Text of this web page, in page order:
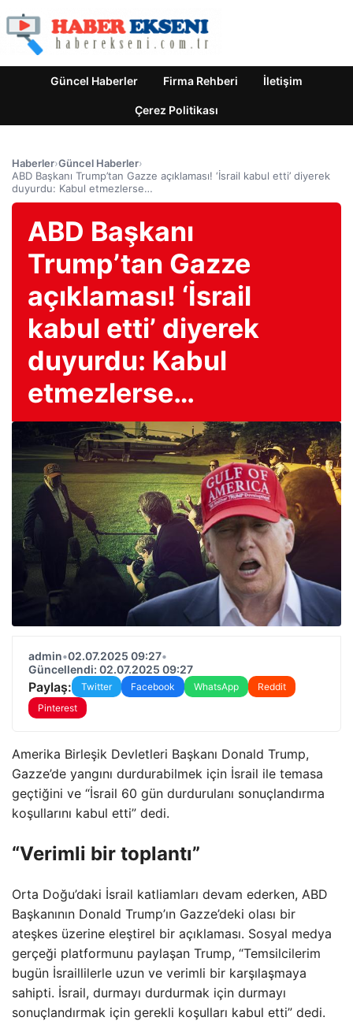
Güncel Haberler Firma Rehberi İletişim
Çerez Politikası
Haberler›Güncel Haberler›
ABD Başkanı Trump’tan Gazze açıklaması! ‘İsrail kabul etti’ diyerek
duyurdu: Kabul etmezlerse…
ABD Başkanı
Trump’tan Gazze
açıklaması! ‘İsrail
kabul etti’ diyerek
duyurdu: Kabul
etmezlerse…
admin•02.07.2025 09:27•
Güncellendi: 02.07.2025 09:27
Paylaş: Twitter Facebook WhatsApp
Reddit
Pinterest
Amerika Birleşik Devletleri Başkanı Donald Trump,
Gazze’de yangını durdurabilmek için İsrail ile temasa
geçtiğini ve “İsrail 60 gün durdurulanı sonuçlandırma
koşullarını kabul etti” dedi.
“Verimli bir toplantı”
Orta Doğu’daki İsrail katliamları devam ederken, ABD
Başkanının Donald Trump’ın Gazze’deki olası bir
ateşkes üzerine eleştirel bir açıklaması. Sosyal medya
gerçeği platformunu paylaşan Trump, “Temsilcilerim
bugün İsraillilerle uzun ve verimli bir karşılaşmaya
sahipti. İsrail, durmayı durdurmak için durmayı
sonuçlandırmak için gerekli koşulları kabul etti” dedi.